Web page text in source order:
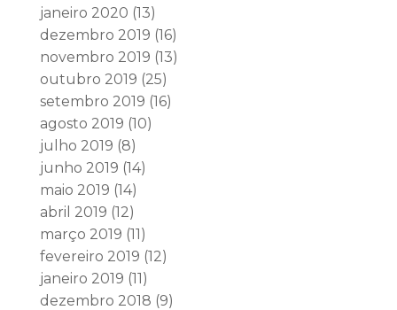
janeiro 2020 (13)
dezembro 2019 (16)
novembro 2019 (13)
outubro 2019 (25)
setembro 2019 (16)
agosto 2019 (10)
julho 2019 (8)
junho 2019 (14)
maio 2019 (14)
abril 2019 (12)
março 2019 (11)
fevereiro 2019 (12)
janeiro 2019 (11)
dezembro 2018 (9)